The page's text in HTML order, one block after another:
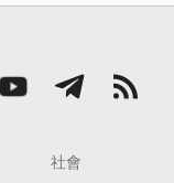
社會